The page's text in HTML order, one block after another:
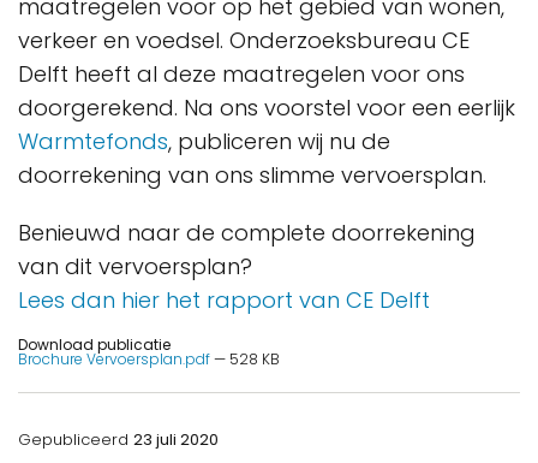
maatregelen voor op het gebied van wonen,
verkeer en voedsel. Onderzoeksbureau CE
Delft heeft al deze maatregelen voor ons
doorgerekend. Na ons voorstel voor een eerlijk
Warmtefonds, publiceren wij nu de
doorrekening van ons slimme vervoersplan.
Benieuwd naar de complete doorrekening
van dit vervoersplan?
Lees dan hier het rapport van CE Delft
Download publicatie
Brochure Vervoersplan.pdf— 528 KB
Gepubliceerd 23 juli 2020